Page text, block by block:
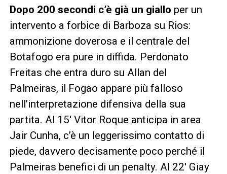
Dopo 200 secondi c’è già un giallo per un
intervento a forbice di Barboza su Rios:
ammonizione doverosa e il centrale del
Botafogo era pure in diffida. Perdonato
Freitas che entra duro su Allan del
Palmeiras, il Fogao appare più falloso
nell’interpretazione difensiva della sua
partita. Al 15′ Vitor Roque anticipa in area
Jair Cunha, c’è un leggerissimo contatto di
piede, davvero decisamente poco perché il
Palmeiras benefici di un penalty. Al 22′ Giay